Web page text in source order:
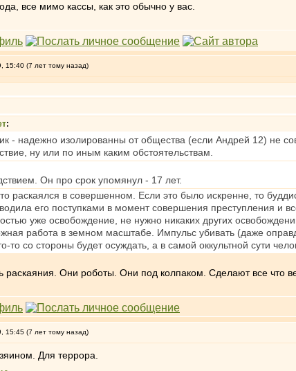
все мимо кассы, как это обычно у вас.
15:40 (7 лет тому назад)
:
- надежно изолированны от общества (если Андрей 12) не
ну или по иным каким обстоятельствам.
Он про срок упомянул - 17 лет.
раскаялся в совершенном. Если это было искренне, то
его поступками в момент совершения преступления и
уже освобождение, не нужно никаких других
работа в земном масштабе. Импульс убивать (даже
то со стороны будет осуждать, а в самой оккультной сути
Они роботы. Они под колпаком. Сделают все что
15:45 (7 лет тому назад)
Для террора.